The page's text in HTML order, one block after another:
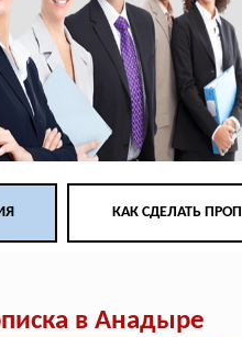
КАК СДЕЛАТЬ
в Анадыре